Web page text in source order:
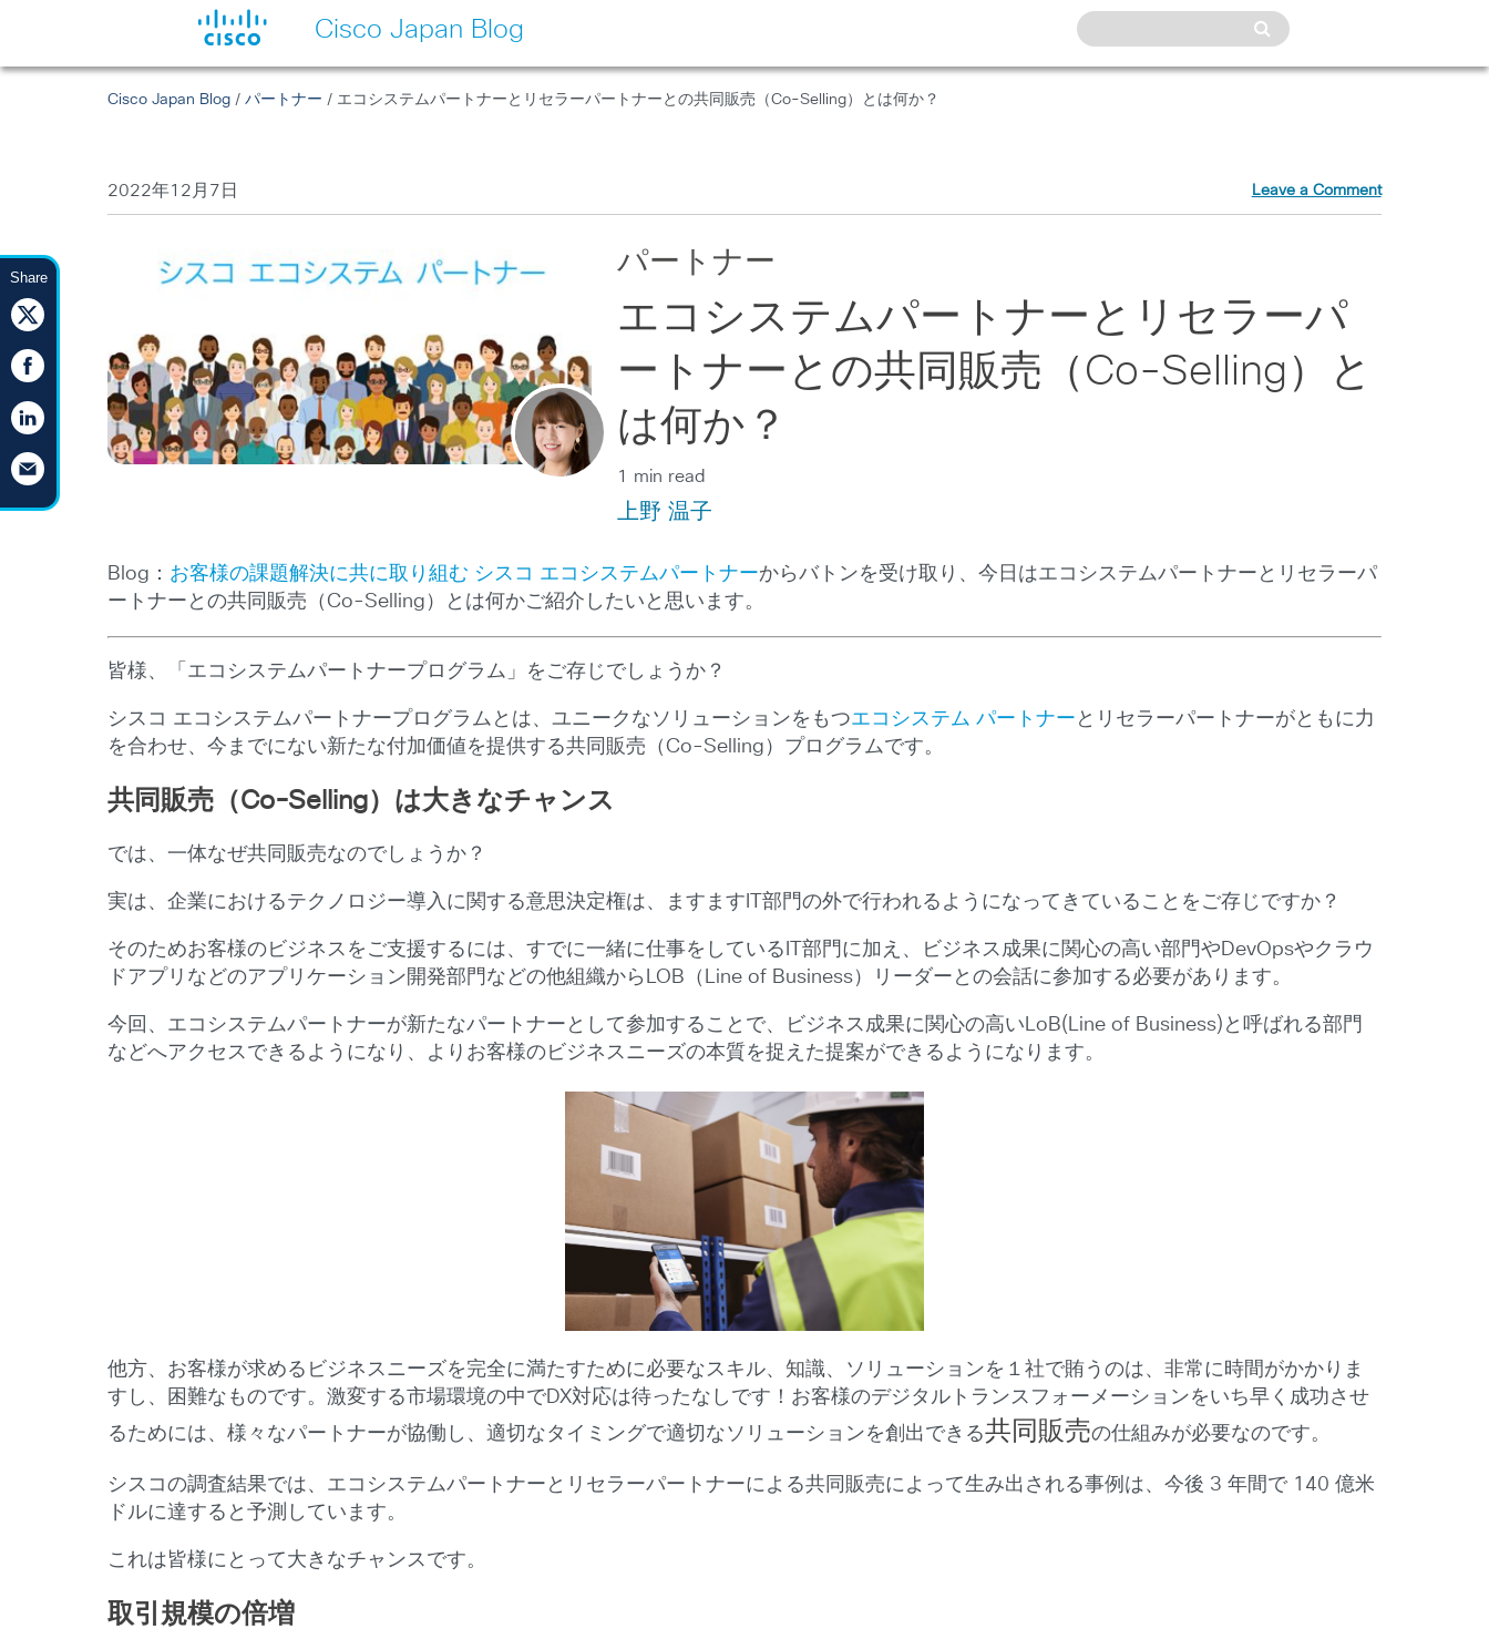
Cisco Japan Blog
Share
Cisco Japan Blog /パートナー / エコシステムパートナーとリセラーパートナーとの共同販売（Co-Selling）とは何か？
2022年12月7日 Leave a Comment
パートナー
エコシステムパートナーとリセラーパ
ートナーとの共同販売（Co-Selling）と
は何か？
1 min read
上野 温子
Blog： お客様の課題解決に共に取り組む シスコ エコシステムパートナーからバトンを受け取り、今日はエコシステムパートナーとリセラーパ
ートナーとの共同販売（Co-Selling）とは何かご紹介したいと思います。
皆様、「エコシステムパートナープログラム」をご存じでしょうか？
シスコ エコシステムパートナープログラムとは、ユニークなソリューションをもつエコシステム パートナー とリセラーパートナーがともに力
を合わせ、今までにない新たな付加価値を提供する共同販売（Co-Selling）プログラムです。
共同販売（Co-Selling）は大きなチャンス
では、一体なぜ共同販売なのでしょうか？
実は、企業におけるテクノロジー導入に関する意思決定権は、ますますIT部門の外で行われるようになってきていることをご存じですか？
そのためお客様のビジネスをご支援するには、すでに一緒に仕事をしているIT部門に加え、ビジネス成果に関心の高い部門やDevOpsやクラウ
ドアプリなどのアプリケーション開発部門などの他組織からLOB（Line of Business）リーダーとの会話に参加する必要があります。
今回、エコシステムパートナーが新たなパートナーとして参加することで、ビジネス成果に関心の高いLoB(Line of Business)と呼ばれる部門
などへアクセスできるようになり、よりお客様のビジネスニーズの本質を捉えた提案ができるようになります。
他方、お客様が求めるビジネスニーズを完全に満たすために必要なスキル、知識、ソリューションを１社で賄うのは、非常に時間がかかりま
すし、困難なものです。激変する市場環境の中でDX対応は待ったなしです！お客様のデジタルトランスフォーメーションをいち早く成功させ
るためには、様々なパートナーが協働し、適切なタイミングで適切なソリューションを創出できる共同販売の仕組みが必要なのです。
シスコの調査結果では、エコシステムパートナーとリセラーパートナーによる共同販売によって生み出される事例は、今後 3 年間で 140 億米
ドルに達すると予測しています。
これは皆様にとって大きなチャンスです。
取引規模の倍増